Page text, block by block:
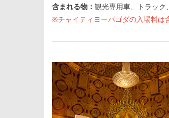
含まれる物： 観光専用車、トラック
※チャイティヨーパゴダの入場料は